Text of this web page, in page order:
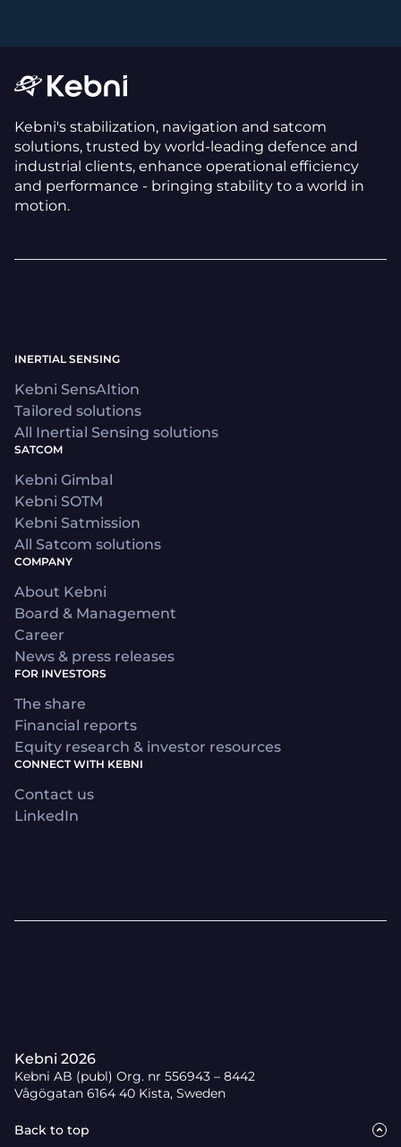
Kebni's stabilization, navigation and satcom
solutions, trusted by world-leading defence and
industrial clients, enhance operational efficiency
and performance - bringing stability to a world in
motion.
INERTIAL SENSING
Kebni SensAItion
Tailored solutions
All Inertial Sensing solutions
SATCOM
Kebni Gimbal
Kebni SOTM
Kebni Satmission
All Satcom solutions
COMPANY
About Kebni
Board & Management
Career
News & press releases
FOR INVESTORS
The share
Financial reports
Equity research & investor resources
CONNECT WITH KEBNI
Contact us
LinkedIn
Kebni 2026
Kebni AB (publ) Org. nr 556943 – 8442
Vågögatan 6164 40 Kista, Sweden
Back to top